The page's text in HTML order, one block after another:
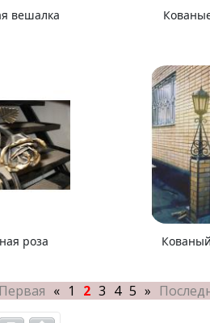
вешалка
роза
Первая « 1 2 3 4 5 »